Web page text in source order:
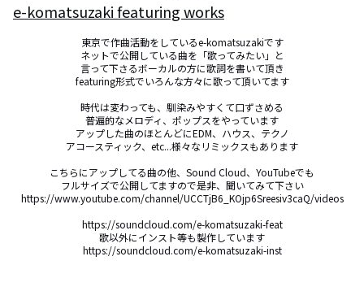
e-komatsuzaki featuring works
東京で作曲活動をしているe-komatsuzakiです
ネットで公開している曲を「歌ってみたい」と
言って下さるボーカルの方に歌詞を書いて頂き
featuring形式でいろんな方々に歌って頂いてます
時代は変わっても、馴染みやすくて口ずさめる
普遍的なメロディ、ポップスをやっています
アップした曲のほとんどにEDM、ハウス、テクノ
アコースティック、etc...様々なリミックスもあります
こちらにアップしてる曲の他、Sound Cloud、YouTubeでも
フルサイズで公開してますので是非、聞いてみて下さい
https://www.youtube.com/channel/UCCTjB6_KOjp6Sreesiv3caQ/videos
https://soundcloud.com/e-komatsuzaki-feat
歌以外にインスト等も製作しています
https://soundcloud.com/e-komatsuzaki-inst